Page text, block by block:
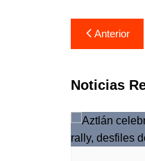
de
Anterior
Noticias